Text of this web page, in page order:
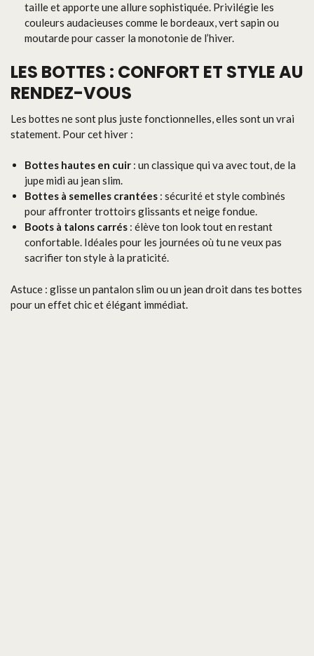
taille et apporte une allure sophistiquée. Privilégie les
couleurs audacieuses comme le bordeaux, vert sapin ou
moutarde pour casser la monotonie de l’hiver.
LES BOTTES : CONFORT ET STYLE AU
RENDEZ-VOUS
Les bottes ne sont plus juste fonctionnelles, elles sont un vrai
statement. Pour cet hiver :
Bottes hautes en cuir : un classique qui va avec tout, de la
jupe midi au jean slim.
Bottes à semelles crantées : sécurité et style combinés
pour affronter trottoirs glissants et neige fondue.
Boots à talons carrés : élève ton look tout en restant
confortable. Idéales pour les journées où tu ne veux pas
sacrifier ton style à la praticité.
Astuce : glisse un pantalon slim ou un jean droit dans tes bottes
pour un effet chic et élégant immédiat.